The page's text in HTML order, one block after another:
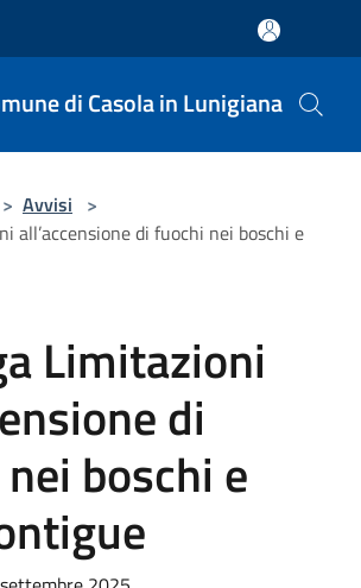
di Casola in Lunigiana
> Avvisi >
all’accensione di fuochi nei boschi e
Limitazioni
di
boschi e